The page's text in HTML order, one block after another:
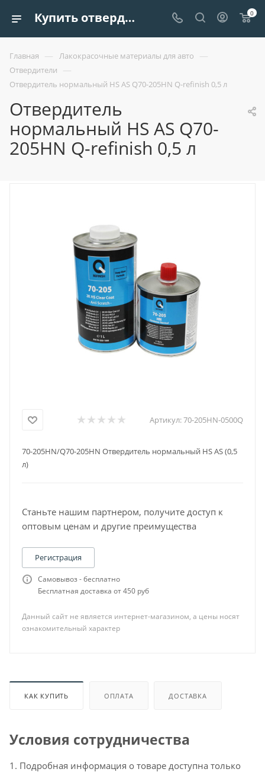
Купить отвердитель нормальный hs as q70-205hn q-refinish 0,5 л | Европроект Tрейдинг 0
Главная — Лакокрасочные материалы для авто —
Отвердители —
Отвердитель нормальный HS AS Q70-205HN Q-refinish 0,5 л
Отвердитель
нормальный HS AS Q70-
205HN Q-refinish 0,5 л
Артикул:70-205HN-0500Q
70-205HN/Q70-205HN Отвердитель нормальный HS AS (0,5
л)
Станьте нашим партнером, получите доступ к
оптовым ценам и другие преимущества
Регистрация
Самовывоз - бесплатно
Бесплатная доставка от 450 руб
Данный сайт не является интернет-магазином, а цены носят
ознакомительный характер
КАК КУПИТЬ ОПЛАТА ДОСТАВКА
Условия сотрудничества
1. Подробная информация о товаре доступна только